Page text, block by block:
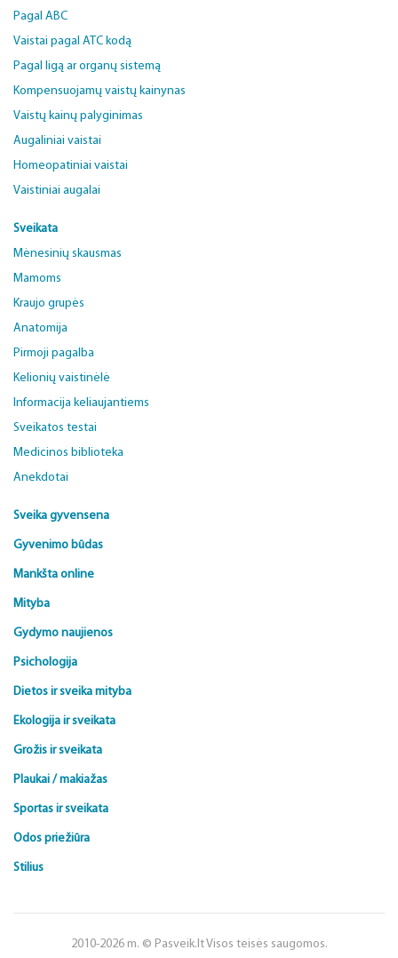
Pagal ABC
Vaistai pagal ATC kodą
Pagal ligą ar organų sistemą
Kompensuojamų vaistų kainynas
Vaistų kainų palyginimas
Augaliniai vaistai
Homeopatiniai vaistai
Vaistiniai augalai
Sveikata
Mėnesinių skausmas
Mamoms
Kraujo grupės
Anatomija
Pirmoji pagalba
Kelionių vaistinėlė
Informacija keliaujantiems
Sveikatos testai
Medicinos biblioteka
Anekdotai
Sveika gyvensena
Gyvenimo būdas
Mankšta online
Mityba
Gydymo naujienos
Psichologija
Dietos ir sveika mityba
Ekologija ir sveikata
Grožis ir sveikata
Plaukai / makiažas
Sportas ir sveikata
Odos priežiūra
Stilius
2010-2026 m. © Pasveik.lt Visos teisės saugomos.